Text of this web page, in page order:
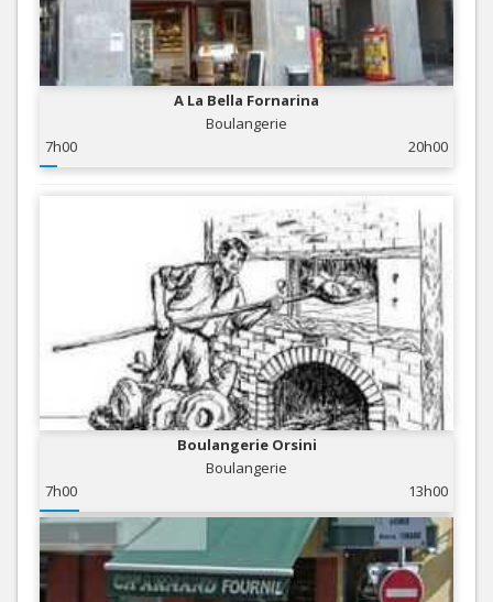
A La Bella Fornarina
Boulangerie
7h00
20h00
Boulangerie Orsini
Boulangerie
7h00
13h00